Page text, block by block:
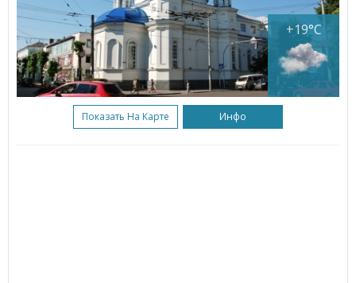
+19°C
Показать На Карте Инфо